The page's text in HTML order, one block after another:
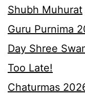
Shubh Muhurat
Guru Purnima
Day Shree
Too Late!
Chaturmas